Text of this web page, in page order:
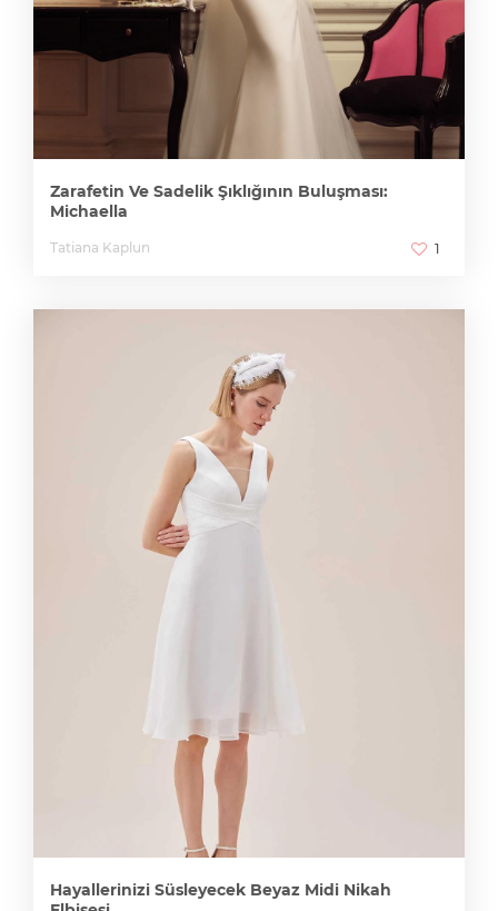
Zarafetin Ve Sadelik Şıklığının Buluşması:
Michaella
Tatiana Kaplun 1
Hayallerinizi Süsleyecek Beyaz Midi Nikah